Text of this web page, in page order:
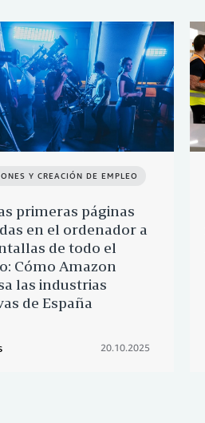
Y CREACIÓN DE EMPLEO
primeras páginas
en el ordenador a
de todo el
Cómo Amazon
las industrias
de España
20.10.2025